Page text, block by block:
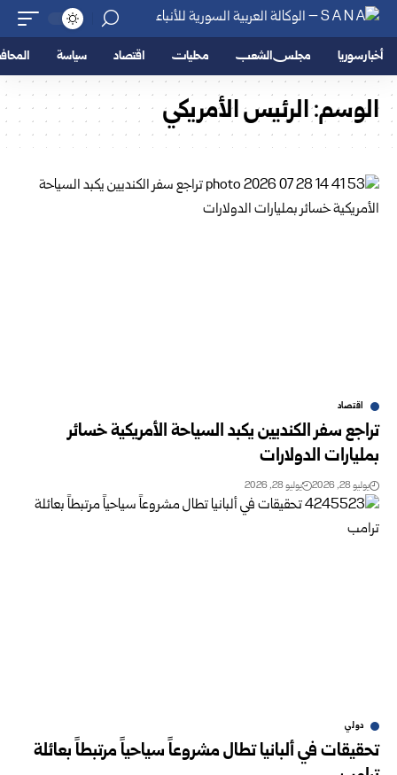
أخبار سوريا مجلس الشعب محليات اقتصاد سياسة
الوسم:الرئيس ‏الأمريكي
اقتصاد
تراجع سفر الكنديين يكبد السياحة الأمريكية خسائر
بمليارات الدولارات
يوليو 28, 2026 يوليو 28, 2026
دولي
تحقيقات في ألبانيا تطال مشروعاً سياحياً مرتبطاً بعائلة